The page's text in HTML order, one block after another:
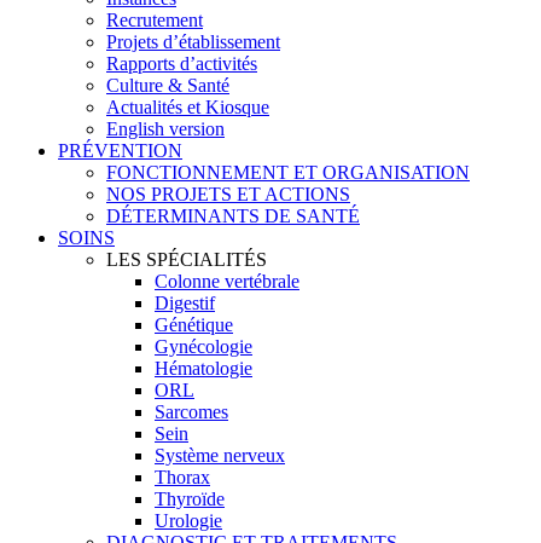
Recrutement
Projets d’établissement
Rapports d’activités
Culture & Santé
Actualités et Kiosque
English version
PRÉVENTION
FONCTIONNEMENT ET ORGANISATION
NOS PROJETS ET ACTIONS
DÉTERMINANTS DE SANTÉ
SOINS
LES SPÉCIALITÉS
Colonne vertébrale
Digestif
Génétique
Gynécologie
Hématologie
ORL
Sarcomes
Sein
Système nerveux
Thorax
Thyroïde
Urologie